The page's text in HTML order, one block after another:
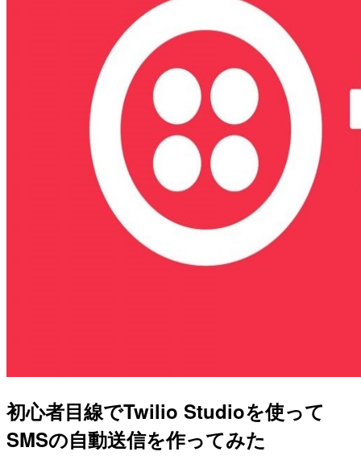
初心者目線でTwilio Studioを使って
SMSの自動送信を作ってみた